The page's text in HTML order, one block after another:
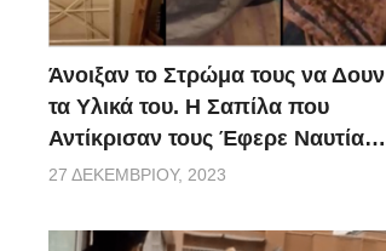
Άνοιξαν το Στρώμα τους να Δουν
τα Υλικά του. Η Σαπίλα που
Αντίκρισαν τους Έφερε Ναυτία…
27 ΔΕΚΕΜΒΡΊΟΥ, 2023